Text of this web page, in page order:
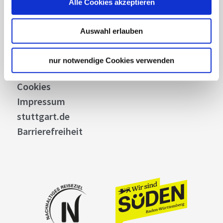
Alle Cookies akzeptieren
Auswahl erlauben
nur notwendige Cookies verwenden
Bilddatenbank
Allgemeine Geschäftsbedingungen
Datenschutz
Widerruf
Kontakt
Cookies
Impressum
stuttgart.de
Barrierefreiheit